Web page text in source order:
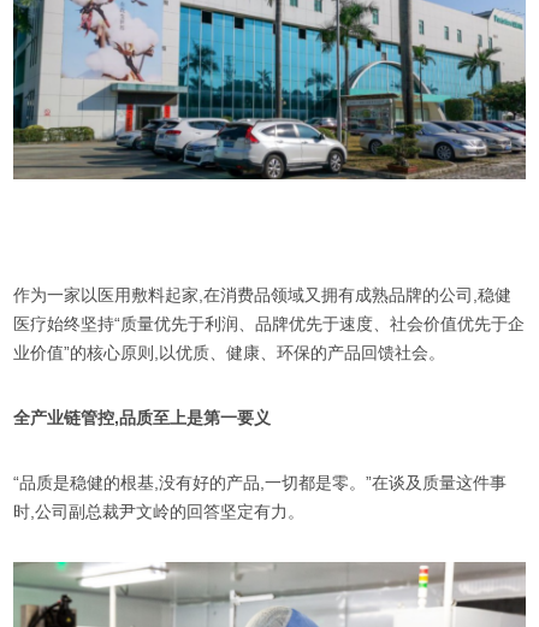
作为一家以医用敷料起家,在消费品领域又拥有成熟品牌的公司,稳健
医疗始终坚持“质量优先于利润、品牌优先于速度、社会价值优先于企
业价值”的核心原则,以优质、健康、环保的产品回馈社会。
全产业链管控,品质至上是第一要义
“品质是稳健的根基,没有好的产品,一切都是零。”在谈及质量这件事
时,公司副总裁尹文岭的回答坚定有力。